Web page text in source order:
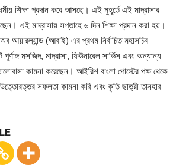
শিক্ষা প্রদান করে আসছে। এই মুহূর্তে এই মাদ্রাসার
এই মাদ্রাসায় সপ্তাহে ৬ দিন শিক্ষা প্রদান করা হয়।
আয়ারল্যান্ড (আবাই) এর প্রথম নির্বাচিত মহাসচিব
মসজিদ, মাদ্রাসা, ফিউনারেল সার্ভিস এবং অন্যান্য
কামনা করেছেন। আইরিশ বাংলা পোস্টের পক্ষ থেকে
সফলতা কামনা করি এবং কৃতি ছাত্রী তানহার